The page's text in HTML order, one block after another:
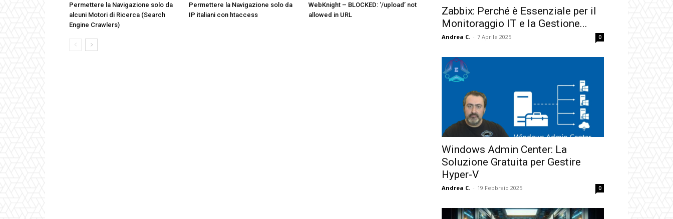
Permettere la Navigazione solo da
alcuni Motori di Ricerca (Search
Engine Crawlers)
Permettere la Navigazione solo da
IP italiani con htaccess
WebKnight – BLOCKED: ‘/upload’ not
allowed in URL
Zabbix: Perché è Essenziale per il
Monitoraggio IT e la Gestione...
Andrea C. - 7 Aprile 2025 0
Windows Admin Center: La
Soluzione Gratuita per Gestire
Hyper-V
Andrea C. - 19 Febbraio 2025 0